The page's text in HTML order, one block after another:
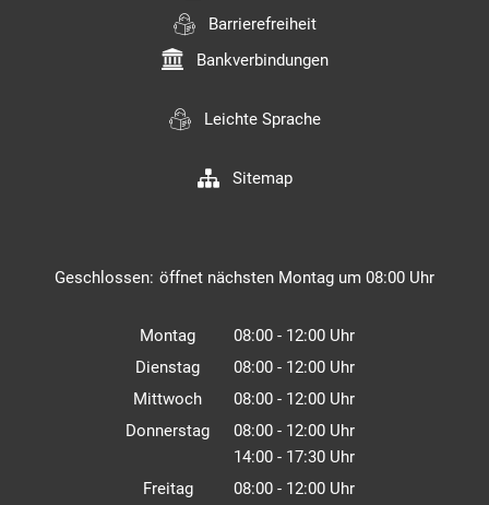
Barrierefreiheit
Bankverbindungen
Leichte Sprache
Sitemap
Klicken, um weitere Öffnungs- oder Schließzeiten
Geschlossen: öffnet nächsten Montag um 08:00 Uhr
Montag 08:00- 12:00Uhr
Von 08:00 bis 12:00 Uhr
Dienstag 08:00- 12:00Uhr
Von 08:00 bis 12:00 Uhr
Mittwoch 08:00- 12:00Uhr
Von 08:00 bis 12:00 Uhr
Donnerstag 08:00- 12:00Uhr
Von 08:00 bis 12:00 Uhr
14:00- 17:30Uhr
Von 14:00 bis 17:30 Uhr
Freitag 08:00- 12:00Uhr